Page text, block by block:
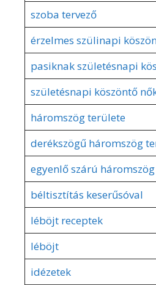
szoba tervező
érzelmes szülinapi
pasiknak születésnapi
születésnapi köszöntő
háromszög területe
derékszögű háromszög
egyenlő szárú
béltisztítás keserűsóval
léböjt receptek
léböjt
idézetek